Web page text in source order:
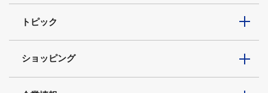
トピック
ショッピング